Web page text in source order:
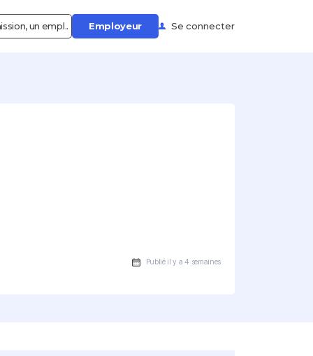
un empl.. Employeur Se connecter
Publié il y a 4 semaines